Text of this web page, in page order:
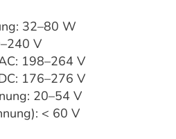
32–80 W
V
198–264 V
176–276 V
20–54 V
< 60 V